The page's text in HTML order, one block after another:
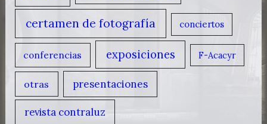
certamen de fotografía conciertos
conferencias exposiciones F-Acacyr
otras presentaciones
revista contraluz